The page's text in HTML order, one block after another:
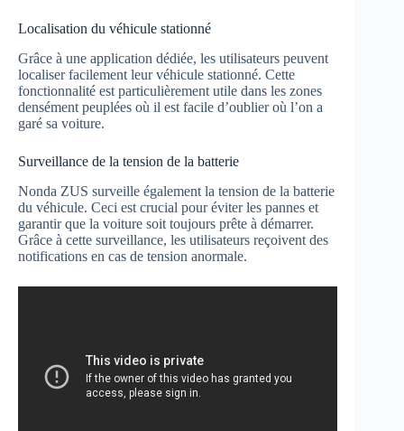
Localisation du véhicule stationné
Grâce à une application dédiée, les utilisateurs peuvent
localiser facilement leur véhicule stationné. Cette
fonctionnalité est particulièrement utile dans les zones
densément peuplées où il est facile d’oublier où l’on a
garé sa voiture.
Surveillance de la tension de la batterie
Nonda ZUS surveille également la tension de la batterie
du véhicule. Ceci est crucial pour éviter les pannes et
garantir que la voiture soit toujours prête à démarrer.
Grâce à cette surveillance, les utilisateurs reçoivent des
notifications en cas de tension anormale.